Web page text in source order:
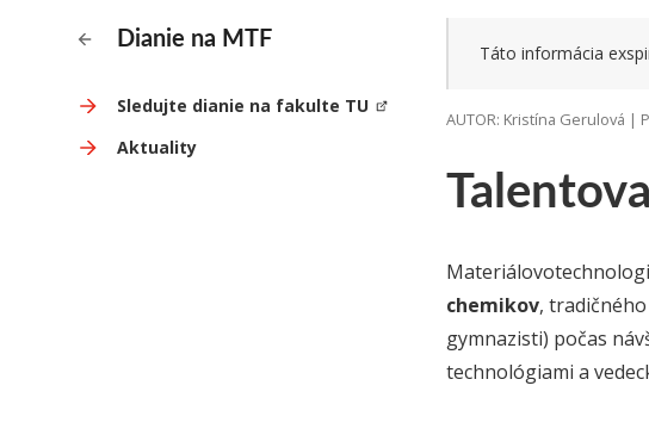
Dianie na MTF
Sledujte dianie na fakulte TU
Aktuality
Táto informácia
AUTOR: Kristína Gerulová |
chemikov,
gymnazisti) počas
technológiami a